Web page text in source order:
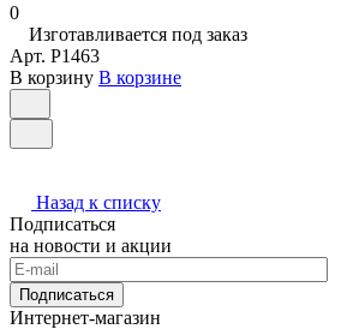
0
Изготавливается под заказ
Арт. P1463
В корзину В корзине
Назад к списку
Подписаться
на новости и акции
Подписаться
Интернет-магазин